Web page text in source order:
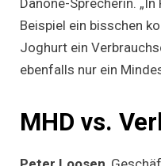
Beispiel ein bisschen
Joghurt ein
ebenfalls nur ein
MHD vs.